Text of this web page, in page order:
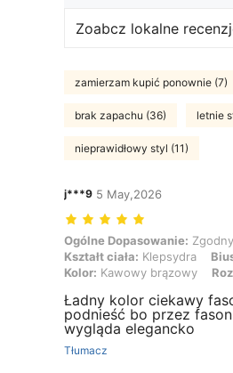
Zoabcz lokalne
zamierzam kupić ponownie (7)
brak zapachu (36) letnie
nieprawidłowy styl (11)
j***9 5 May,2026
Ogólne Dopasowanie: Zgodny z
Ogólne Dopasowanie:
Kształt ciała: Klepsydra
Kolor: Kawowy brązowy
Ładny kolor ciekawy
podnieść bo przez
wygląda elegancko
Tłumacz